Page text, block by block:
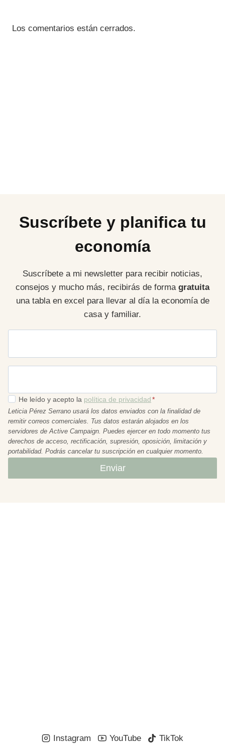
Los comentarios están cerrados.
Suscríbete y planifica tu
economía
Suscríbete a mi newsletter para recibir noticias,
consejos y mucho más, recibirás de forma gratuita
una tabla en excel para llevar al día la economía de
casa y familiar.
He leído y acepto la política de privacidad*
Leticia Pérez Serrano usará los datos enviados con la finalidad de
remitir correos comerciales. Tus datos estarán alojados en los
servidores de Active Campaign. Puedes ejercer en todo momento tus
derechos de acceso, rectificación, supresión, oposición, limitación y
portabilidad. Podrás cancelar tu suscripción en cualquier momento.
Enviar
Instagram YouTube TikTok